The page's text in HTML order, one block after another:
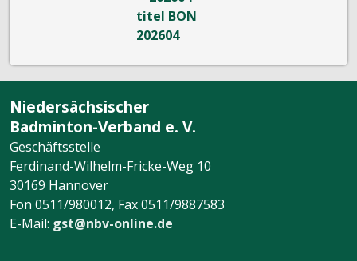
Niedersächsischer
Badminton-Verband e. V.
Geschäftsstelle
Ferdinand-Wilhelm-Fricke-Weg 10
30169 Hannover
Fon 0511/980012, Fax 0511/9887583
E-Mail: gst@nbv-online.de